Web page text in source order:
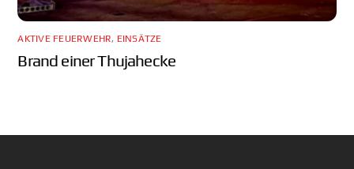
AKTIVE FEUERWEHR, EINSÄTZE
Brand einer Thujahecke